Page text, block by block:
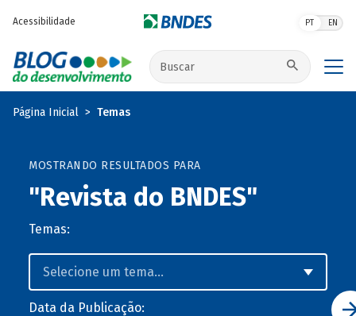
Acessibilidade PT EN
Buscar no site
Página Inicial Temas
MOSTRANDO RESULTADOS PARA
"Revista do BNDES"
Temas:
Data da Publicação: